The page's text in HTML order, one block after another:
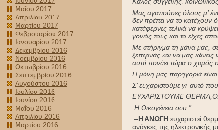
Μαΐου 2017
Απριλίου 2017
Μαρτίου 2017
Φεβρουαρίου 2017
Ιανουαρίου 2017
Δεκεμβρίου 2016
Νοεμβρίου 2016
Οκτωβρίου 2016
Σεπτεμβρίου 2016
Αυγούστου 2016
Ιουλίου 2016
Ιουνίου 2016
Μαΐου 2016
Απριλίου 2016
Μαρτίου 2016
Καλός συγγενής,
Μας αγαπούσες όλους μ’
δεν πρέπει να το κατέχουν
κατάφερνες τελικά να
γονιός τους και το είχες
Με στήριγμα τη μάνα μας, σε
ξεπερνάς και να μας κάνεις
αυτό πονάει τώρα ο χαμός
Η μόνη μας παρηγοριά
Σ’ ευχαριστούμε γι’ αυτό
ΕΥΧΑΡΙΣΤΟΥΜΕ
Η Οικογένεια σου.”
–Η ΑΝΩΓΗ ευχαριστεί
ανάγκες της ηλεκτρονικής